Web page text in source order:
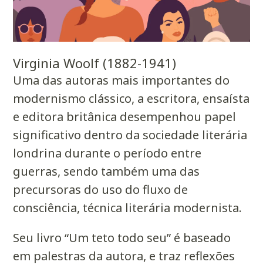
Virginia Woolf (1882-1941)
Uma das autoras mais importantes do
modernismo clássico, a escritora, ensaísta
e editora britânica desempenhou papel
significativo dentro da sociedade literária
londrina durante o período entre
guerras, sendo também uma das
precursoras do uso do fluxo de
consciência, técnica literária modernista.
Seu livro “Um teto todo seu” é baseado
em palestras da autora, e traz reflexões